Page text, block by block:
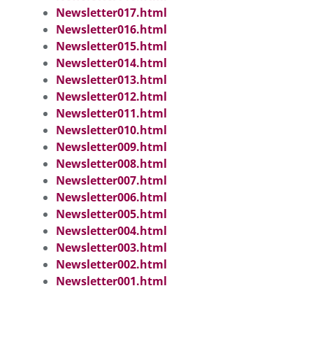
Newsletter017.html
Newsletter016.html
Newsletter015.html
Newsletter014.html
Newsletter013.html
Newsletter012.html
Newsletter011.html
Newsletter010.html
Newsletter009.html
Newsletter008.html
Newsletter007.html
Newsletter006.html
Newsletter005.html
Newsletter004.html
Newsletter003.html
Newsletter002.html
Newsletter001.html